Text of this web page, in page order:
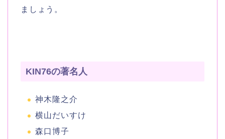
ましょう。
KIN76の著名人
神木隆之介
横山だいすけ
森口博子